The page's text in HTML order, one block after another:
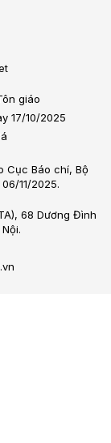
giáo
17/10/2025
Cục Báo chí, Bộ
11/2025.
68 Dương Đình